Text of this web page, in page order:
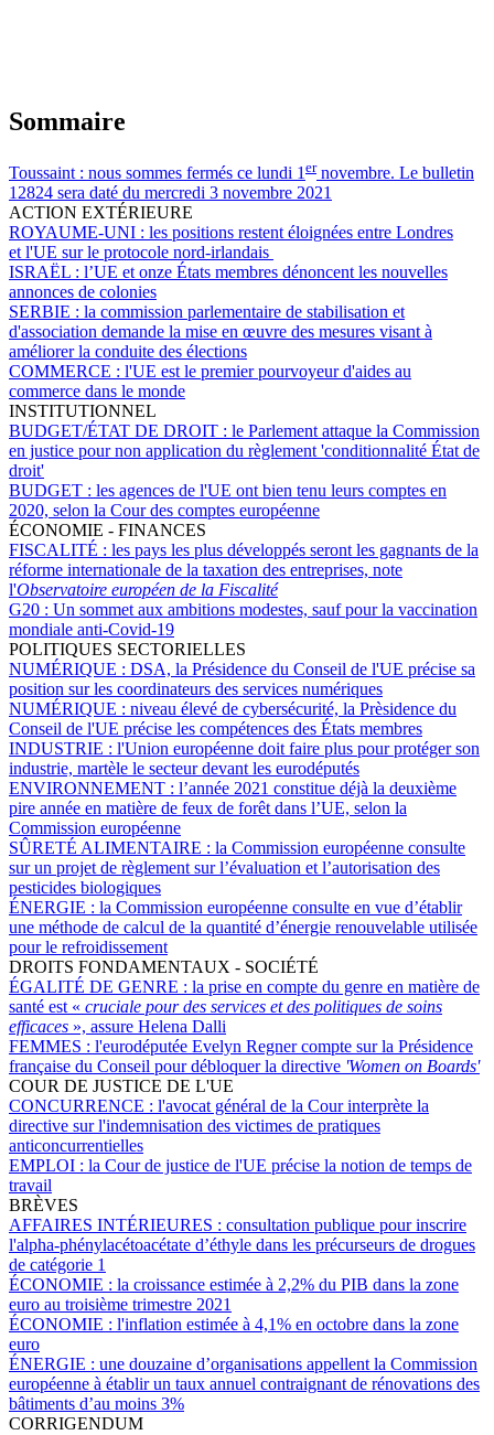
Sommaire
Toussaint : nous sommes fermés ce lundi 1ernovembre. Le bulletin
12824 sera daté du mercredi 3 novembre 2021
ACTION EXTÉRIEURE
ROYAUME-UNI : les positions restent éloignées entre Londres
et l'UE sur le protocole nord-irlandais
ISRAËL : l’UE et onze États membres dénoncent les nouvelles
annonces de colonies
SERBIE : la commission parlementaire de stabilisation et
d'association demande la mise en œuvre des mesures visant à
améliorer la conduite des élections
COMMERCE : l'UE est le premier pourvoyeur d'aides au
commerce dans le monde
INSTITUTIONNEL
BUDGET/ÉTAT DE DROIT : le Parlement attaque la Commission
en justice pour non application du règlement 'conditionnalité État de
droit'
BUDGET : les agences de l'UE ont bien tenu leurs comptes en
2020, selon la Cour des comptes européenne
ÉCONOMIE - FINANCES
FISCALITÉ : les pays les plus développés seront les gagnants de la
réforme internationale de la taxation des entreprises, note
l'Observatoire européen de la Fiscalité
G20 : Un sommet aux ambitions modestes, sauf pour la vaccination
mondiale anti-Covid-19
POLITIQUES SECTORIELLES
NUMÉRIQUE : DSA, la Présidence du Conseil de l'UE précise sa
position sur les coordinateurs des services numériques
NUMÉRIQUE : niveau élevé de cybersécurité, la Prèsidence du
Conseil de l'UE précise les compétences des États membres
INDUSTRIE : l'Union européenne doit faire plus pour protéger son
industrie, martèle le secteur devant les eurodéputés
ENVIRONNEMENT : l’année 2021 constitue déjà la deuxième
pire année en matière de feux de forêt dans l’UE, selon la
Commission européenne
SÛRETÉ ALIMENTAIRE : la Commission européenne consulte
sur un projet de règlement sur l’évaluation et l’autorisation des
pesticides biologiques
ÉNERGIE : la Commission européenne consulte en vue d’établir
une méthode de calcul de la quantité d’énergie renouvelable utilisée
pour le refroidissement
DROITS FONDAMENTAUX - SOCIÉTÉ
ÉGALITÉ DE GENRE : la prise en compte du genre en matière de
santé est « cruciale pour des services et des politiques de soins
efficaces », assure Helena Dalli
FEMMES : l'eurodéputée Evelyn Regner compte sur la Présidence
française du Conseil pour débloquer la directive 'Women on Boards'
COUR DE JUSTICE DE L'UE
CONCURRENCE : l'avocat général de la Cour interprète la
directive sur l'indemnisation des victimes de pratiques
anticoncurrentielles
EMPLOI : la Cour de justice de l'UE précise la notion de temps de
travail
BRÈVES
AFFAIRES INTÉRIEURES : consultation publique pour inscrire
l'alpha-phénylacétoacétate d’éthyle dans les précurseurs de drogues
de catégorie 1
ÉCONOMIE : la croissance estimée à 2,2% du PIB dans la zone
euro au troisième trimestre 2021
ÉCONOMIE : l'inflation estimée à 4,1% en octobre dans la zone
euro
ÉNERGIE : une douzaine d’organisations appellent la Commission
européenne à établir un taux annuel contraignant de rénovations des
bâtiments d’au moins 3%
CORRIGENDUM